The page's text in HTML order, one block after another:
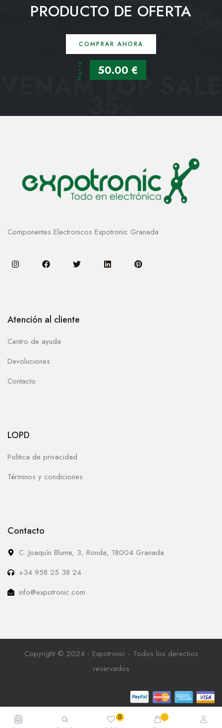
PRODUCTO DE OFERTA
COMPRAR AHORA
Hasta 50.00 €
VENAM TOP SALE
35
Componentes Electronicos Expotronic Granada
Atención al cliente
Centro de ayuda
Devoluciones
Contacto
LOPD
Politica de privacidad
Términos y condiciones
Contacto
C. Joaquín Blume, 3, Ronda, 18004 Granada
+34 958 25 38 24
info@expotronic.com
Copyright © 2024 - Expotronic - Todos los derechos
reservados